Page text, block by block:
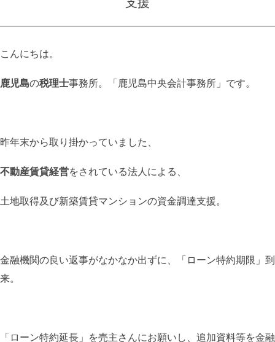
こんにちは。
鹿児島の税理士事務所。「鹿児島中央会計事務所」です。
昨年末から取り掛かっていました、
不動産賃貸経営をされている法人による、
土地取得及び新築賃貸マンションの資金調達支援。
金融機関の良い返事がなかなか出ずに、「ローン特約期限」到
来。
「ローン特約延長」を売主さんにお願いし、追加資料等を金融